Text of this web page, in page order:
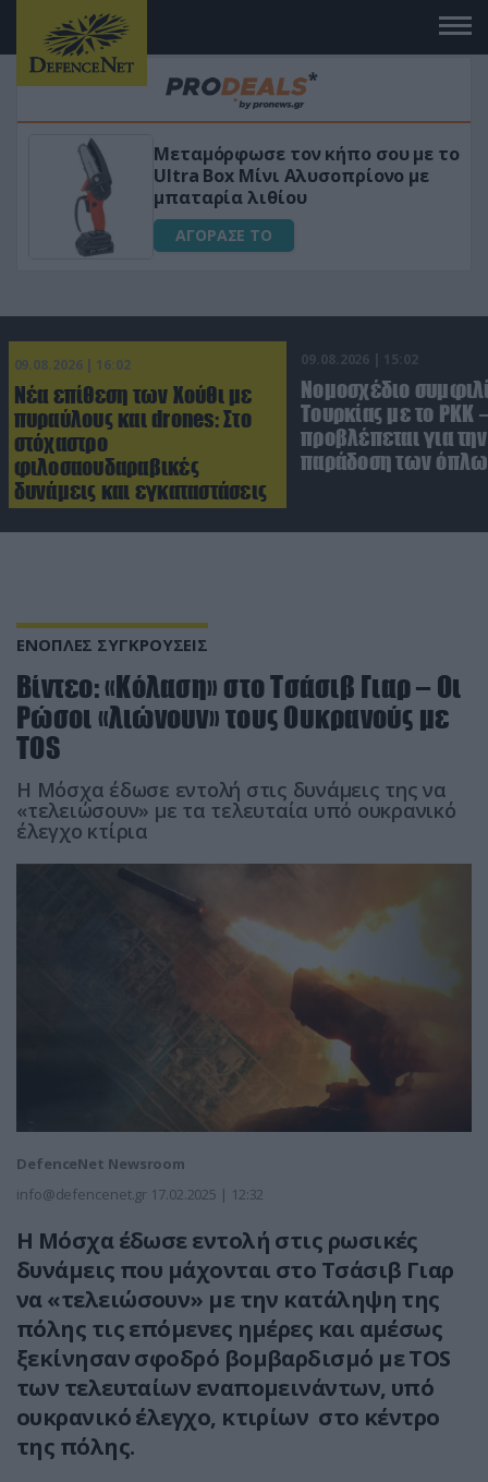
«Μαγική» φόρμουλα τριβόλι + VIP
για αύξηση της λίμπιντο
ΑΓΟΡΑΣΕ ΤΟ
09.08.2026 | 16:02
Νέα επίθεση των Χούθι με
πυραύλους και drones: Στο
στόχαστρο
φιλοσαουδαραβικές
δυνάμεις και εγκαταστάσεις
09.08.2026 | 15:02
Νομοσχέδιο
Τουρκίας με το ΡΚΚ
προβλέπεται για την
παράδοση των
ΕΝΟΠΛΕΣ ΣΥΓΚΡΟΥΣΕΙΣ
Βίντεο: «Κόλαση» στο Τσάσιβ Γιαρ – Οι
Ρώσοι «λιώνουν» τους Ουκρανούς με
TOS
H Μόσχα έδωσε εντολή στις δυνάμεις της να
«τελειώσουν» με τα τελευταία υπό ουκρανικό
έλεγχο κτίρια
DefenceNet Newsroom
info@defencenet.gr 17.02.2025 | 12:32
Η Μόσχα έδωσε εντολή στις ρωσικές
δυνάμεις που μάχονται στο Τσάσιβ Γιαρ
να «τελειώσουν» με την κατάληψη της
πόλης τις επόμενες ημέρες και αμέσως
ξεκίνησαν σφοδρό βομβαρδισμό με TOS
των τελευταίων εναπομεινάντων, υπό
ουκρανικό έλεγχο, κτιρίων στο κέντρο
της πόλης.